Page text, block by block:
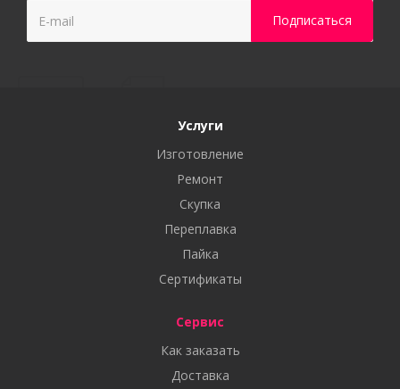
Услуги
Изготовление
Ремонт
Скупка
Переплавка
Пайка
Сертификаты
Сервис
Как заказать
Доставка